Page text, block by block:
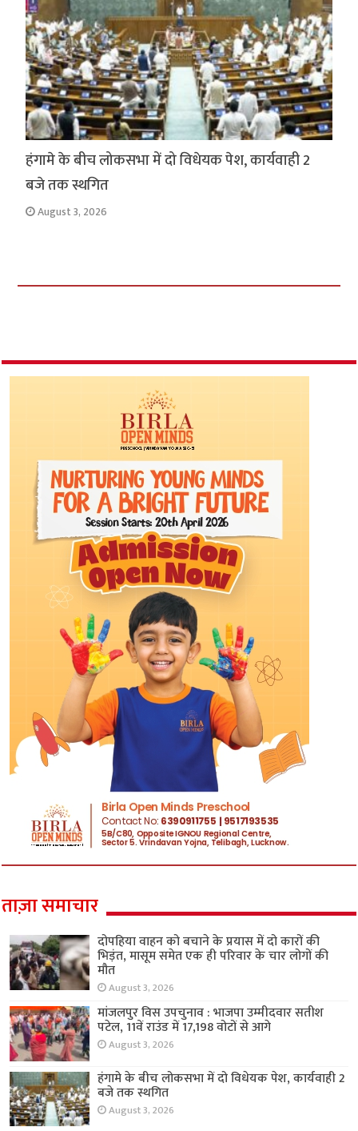
हंगामे के बीच लोकसभा में दो विधेयक पेश, कार्यवाही 2
बजे तक स्थगित
August 3, 2026
ताज़ा समाचार
दोपहिया वाहन को बचाने के प्रयास में दो कारों की
भिड़ंत, मासूम समेत एक ही परिवार के चार लोगों की
मौत
August 3, 2026
मांजलपुर विस उपचुनाव : भाजपा उम्मीदवार सतीश
पटेल, 11वें राउंड में 17,198 वोटों से आगे
August 3, 2026
हंगामे के बीच लोकसभा में दो विधेयक पेश, कार्यवाही 2
बजे तक स्थगित
August 3, 2026